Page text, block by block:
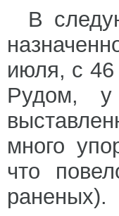
В
июля, с
Рудом,
много
что
раненых).